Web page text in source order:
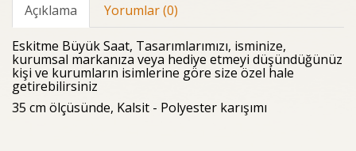
Açıklama Yorumlar (0)
Eskitme Büyük Saat, Tasarımlarımızı, isminize,
kurumsal markanıza veya hediye etmeyi düşündüğünüz
kişi ve kurumların isimlerine göre size özel hale
getirebilirsiniz
35 cm ölçüsünde, Kalsit - Polyester karışımı